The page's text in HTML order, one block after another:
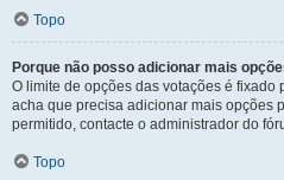
Topo
Porque não posso adicionar mais
O limite de opções das votações é fixado
acha que precisa adicionar mais opções
permitido, contacte o administrador do
Topo